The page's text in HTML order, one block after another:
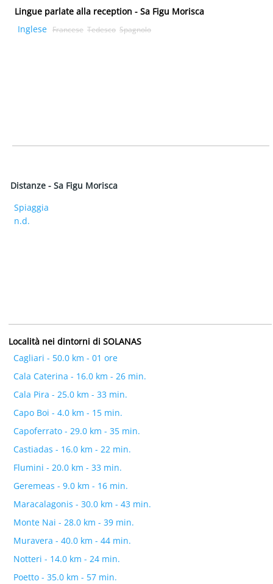
Lingue parlate alla reception - Sa Figu Morisca
Inglese Francese Tedesco Spagnolo
Distanze - Sa Figu Morisca
Spiaggia
n.d.
Località nei dintorni di SOLANAS
Cagliari - 50.0 km - 01 ore
Cala Caterina - 16.0 km - 26 min.
Cala Pira - 25.0 km - 33 min.
Capo Boi - 4.0 km - 15 min.
Capoferrato - 29.0 km - 35 min.
Castiadas - 16.0 km - 22 min.
Flumini - 20.0 km - 33 min.
Geremeas - 9.0 km - 16 min.
Maracalagonis - 30.0 km - 43 min.
Monte Nai - 28.0 km - 39 min.
Muravera - 40.0 km - 44 min.
Notteri - 14.0 km - 24 min.
Poetto - 35.0 km - 57 min.